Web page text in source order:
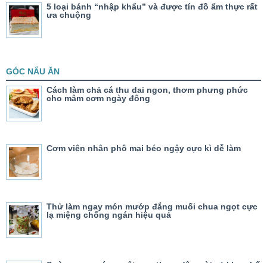
5 loại bánh “nhập khẩu” và được tín đồ ẩm thực rất
ưa chuộng
GÓC NẤU ĂN
Cách làm chả cá thu dai ngon, thơm phưng phức
cho mâm cơm ngày đông
Cơm viên nhân phô mai béo ngậy cực kì dễ làm
Thử làm ngay món mướp đắng muối chua ngọt cực
lạ miệng chống ngán hiệu quả